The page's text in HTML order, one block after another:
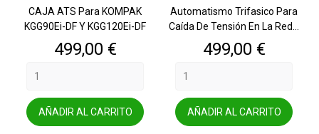
CAJA ATS Para KOMPAK
KGG90Ei-DF Y KGG120Ei-DF
Precio
499,00 €
AÑADIR AL CARRITO
Automatismo Trifasico Para
Caída De Tensión En La Red...
Precio
499,00 €
AÑADIR AL CARRITO